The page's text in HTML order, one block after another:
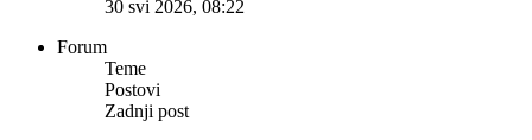
30 svi 2026, 08:22
Forum
Teme
Postovi
Zadnji post